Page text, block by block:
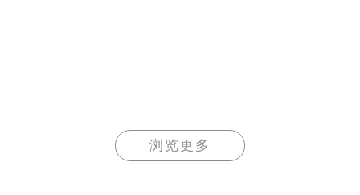
浏览更多